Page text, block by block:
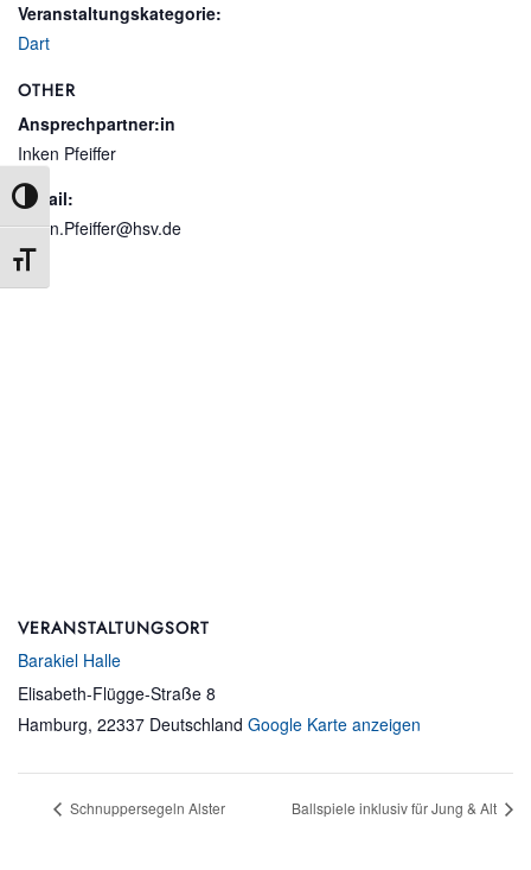
Umschalten auf hohe Kontraste
Schrift vergrößern
Veranstaltungskategorie:
Dart
OTHER
Ansprechpartner:in
Inken Pfeiffer
E-Mail:
Inken.Pfeiffer@hsv.de
VERANSTALTUNGSORT
Barakiel Halle
Elisabeth-Flügge-Straße 8
Hamburg, 22337 Deutschland Google Karte anzeigen
Schnuppersegeln Alster Ballspiele inklusiv für Jung & Alt